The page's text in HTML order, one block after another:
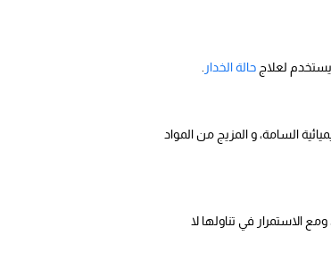
لعلاج حالة الخدار
السامة، و المزيج من المواد
الاستمرار في تناولها لا